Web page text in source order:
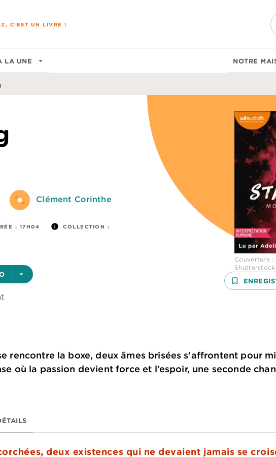
C'EST UN LIVRE !
LA UNE arrow_drop_down NOTRE
Clément Corinthe
: 17H04 info
COLLECTION :
arrow_drop_down
Couverture
bookmark_border
rencontre la boxe, deux âmes brisées s’affrontent pour
où la passion devient force et l’espoir, une seconde
deux existences qui ne devaient jamais se